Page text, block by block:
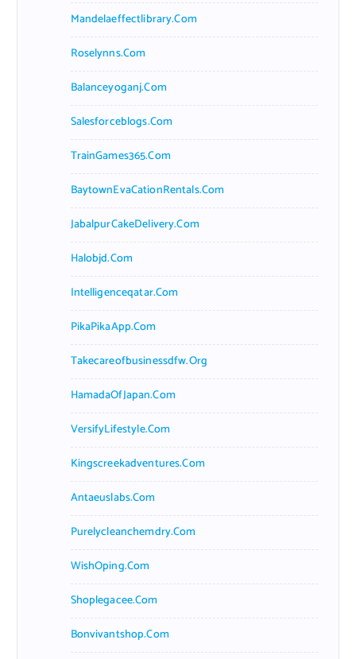
Mandelaeffectlibrary.com
Roselynns.com
Balanceyoganj.com
Salesforceblogs.com
TrainGames365.com
BaytownEvaCationRentals.com
JabalpurCakeDelivery.com
Halobjd.com
Intelligenceqatar.com
PikaPikaApp.com
Takecareofbusinessdfw.org
HamadaOfJapan.com
VersifyLifestyle.com
Kingscreekadventures.com
Antaeuslabs.com
Purelycleanchemdry.com
WishOping.com
Shoplegacee.com
Bonvivantshop.com